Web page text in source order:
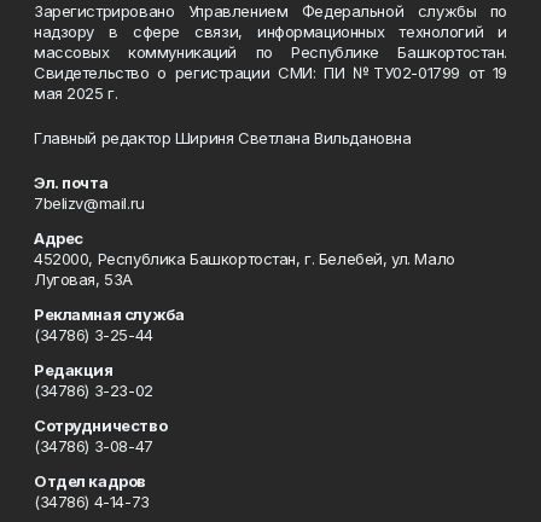
Зарегистрировано Управлением Федеральной службы по
надзору в сфере связи, информационных технологий и
массовых коммуникаций по Республике Башкортостан.
Свидетельство о регистрации СМИ: ПИ №ТУ02-01799 от 19
мая 2025 г.
Главный редактор Шириня Светлана Вильдановна
Эл. почта
7belizv@mail.ru
Адрес
452000, Республика Башкортостан, г. Белебей, ул. Мало
Луговая, 53А
Рекламная служба
(34786) 3-25-44
Редакция
(34786) 3-23-02
Сотрудничество
(34786) 3-08-47
Отдел кадров
(34786) 4-14-73